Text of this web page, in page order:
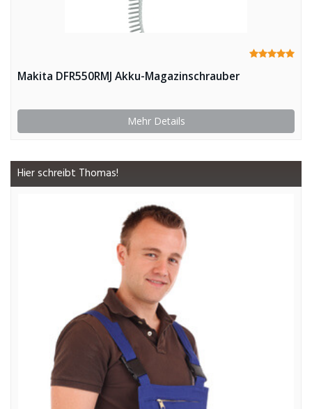
Makita DFR550RMJ Akku-Magazinschrauber
Mehr Details
Hier schreibt Thomas!